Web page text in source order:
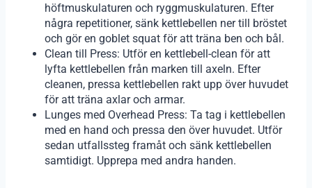
höftmuskulaturen och ryggmuskulaturen. Efter
några repetitioner, sänk kettlebellen ner till bröstet
och gör en goblet squat för att träna ben och bål.
Clean till Press: Utför en kettlebell-clean för att
lyfta kettlebellen från marken till axeln. Efter
cleanen, pressa kettlebellen rakt upp över huvudet
för att träna axlar och armar.
Lunges med Overhead Press: Ta tag i kettlebellen
med en hand och pressa den över huvudet. Utför
sedan utfallssteg framåt och sänk kettlebellen
samtidigt. Upprepa med andra handen.